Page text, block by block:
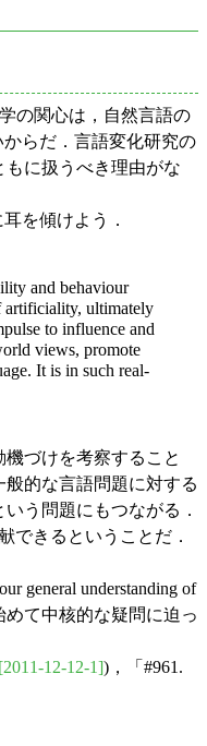
の関心は，自然言語の
からだ．言語変化研究の
に扱うべき理由がな
を傾けよう．
and behaviour
artificiality, ultimately
to influence and
views, promote
It is in such real-
づけを考察すること
的な言語問題に対する
う問題にもつながる．
できるということだ．
general understanding of
めて中核的な疑問に迫っ
[2011-12-12-1])，「#961.